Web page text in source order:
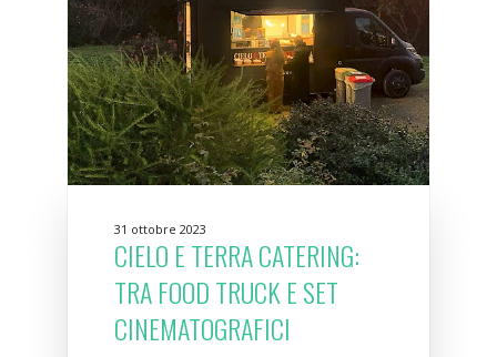
31 ottobre 2023
CIELO E TERRA CATERING:
TRA FOOD TRUCK E SET
CINEMATOGRAFICI